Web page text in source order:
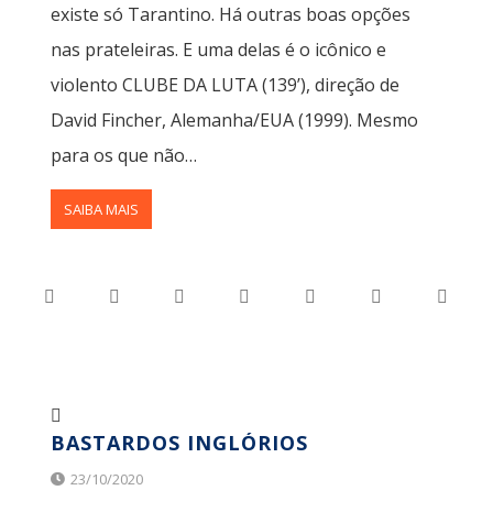
existe só Tarantino. Há outras boas opções
nas prateleiras. E uma delas é o icônico e
violento CLUBE DA LUTA (139’), direção de
David Fincher, Alemanha/EUA (1999). Mesmo
para os que não…
SAIBA MAIS
BASTARDOS INGLÓRIOS
23/10/2020